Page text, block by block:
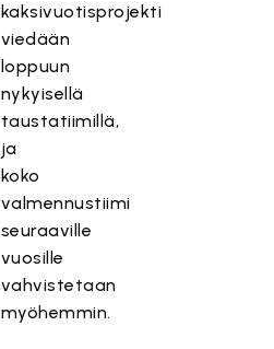
kaksivuotisprojekti
viedään
loppuun
nykyisellä
taustatiimillä,
ja
koko
valmennustiimi
seuraaville
vuosille
vahvistetaan
myöhemmin.